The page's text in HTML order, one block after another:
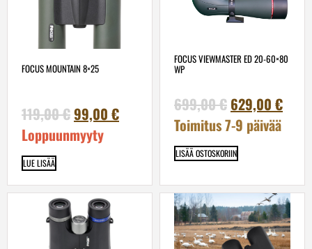
FOCUS MOUNTAIN 8×25
119,00€99,00 €
Loppuunmyyty
LUE LISÄÄ
FOCUS VIEWMASTER ED 20-60×80
WP
699,00€ 629,00 €
Toimitus 7-9 päivää
LISÄÄ OSTOSKORIIN